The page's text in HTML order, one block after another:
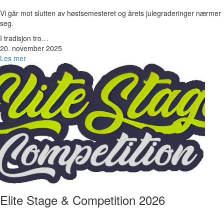
Vi går mot slutten av høstsemesteret og årets julegraderinger nærmer
seg.
I tradisjon tro…
20. november 2025
Les mer
Bilde
Elite Stage & Competition 2026